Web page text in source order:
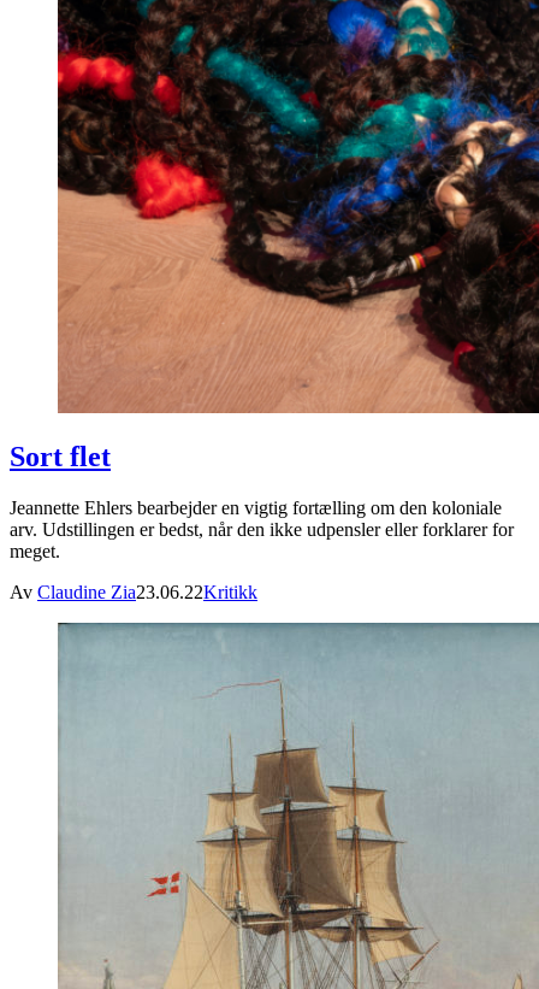
Sort flet
Jeannette Ehlers bearbejder en vigtig fortælling om den koloniale
arv. Udstillingen er bedst, når den ikke udpensler eller forklarer for
meget.
Av Claudine Zia23.06.22Kritikk